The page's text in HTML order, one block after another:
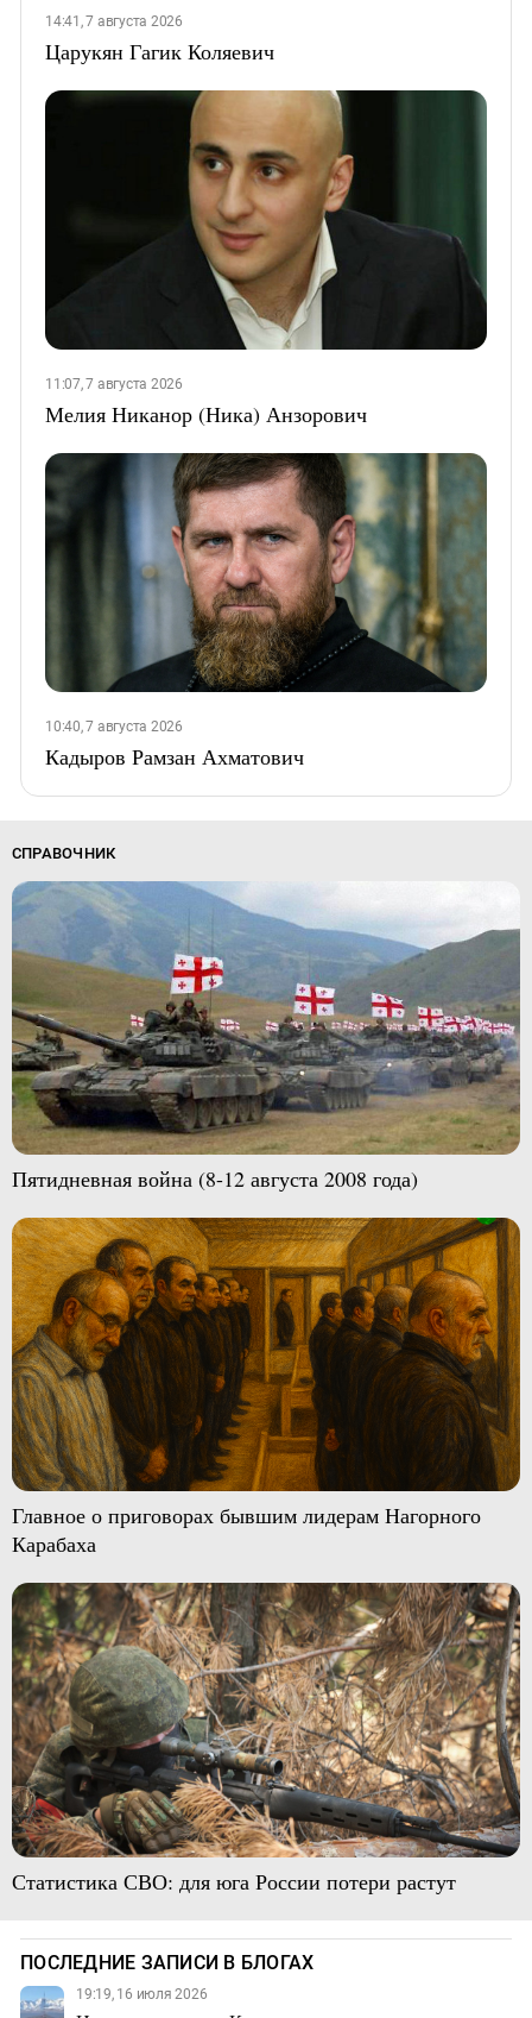
14:41, 7 августа 2026
Царукян Гагик Коляевич
11:07, 7 августа 2026
Мелия Никанор (Ника) Анзорович
10:40, 7 августа 2026
Кадыров Рамзан Ахматович
СПРАВОЧНИК
Пятидневная война (8-12 августа 2008 года)
Главное о приговорах бывшим лидерам Нагорного
Карабаха
Статистика СВО: для юга России потери растут
ПОСЛЕДНИЕ ЗАПИСИ В БЛОГАХ
19:19, 16 июля 2026